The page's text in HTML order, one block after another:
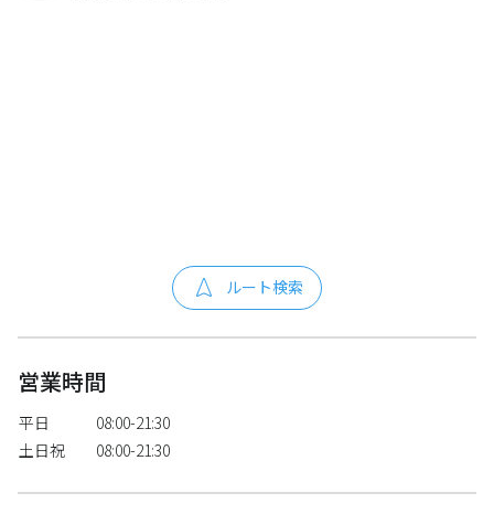
ルート検索
営業時間
平日
08:00-21:30
土日祝
08:00-21:30